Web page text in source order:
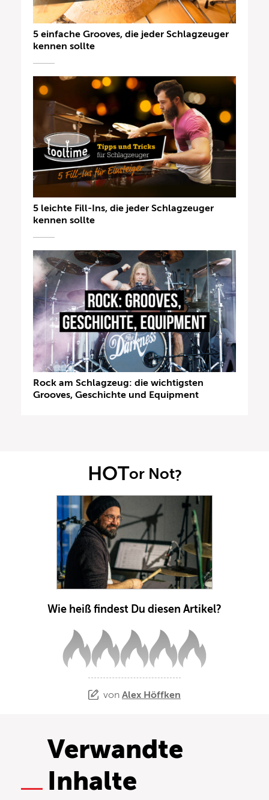
5 einfache Grooves, die jeder Schlagzeuger
kennen sollte
5 leichte Fill-Ins, die jeder Schlagzeuger
kennen sollte
Rock am Schlagzeug: die wichtigsten
Grooves, Geschichte und Equipment
HOTor Not?
Wie heiß findest Du diesen Artikel?
von Alex Höffken
Verwandte
Inhalte